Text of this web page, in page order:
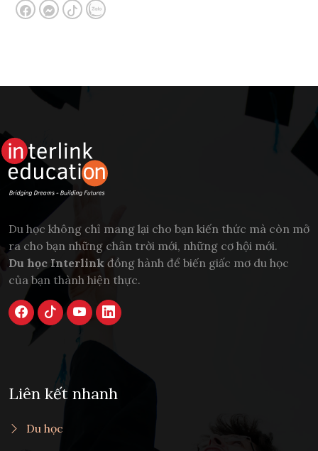
Du học không chỉ mang lại cho bạn kiến thức mà còn mở
ra cho bạn những chân trời mới, những cơ hội mới.
Du học Interlink đồng hành để biến giấc mơ du học
của bạn thành hiện thực.
Liên kết nhanh
Du học